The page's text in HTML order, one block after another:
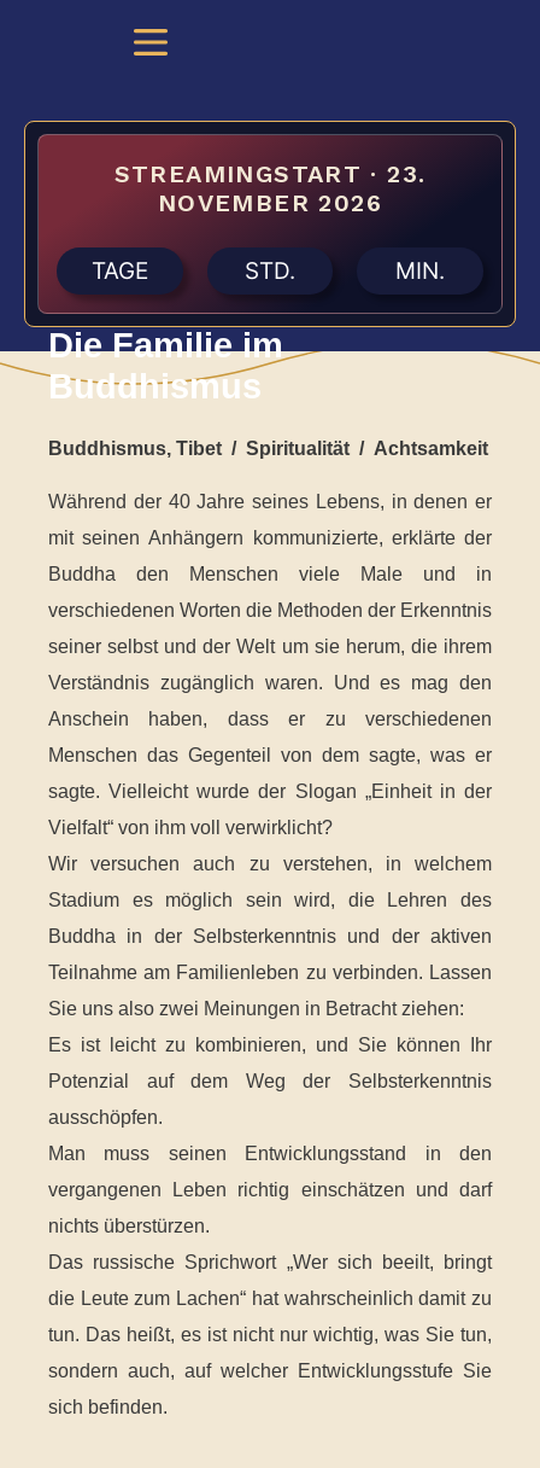
STREAMINGSTART · 23.
NOVEMBER 2026
TAGE STD. MIN.
Die Familie im
Buddhismus
Buddhismus, Tibet / Spiritualität / Achtsamkeit
Während der 40 Jahre seines Lebens, in denen er
mit seinen Anhängern kommunizierte, erklärte der
Buddha den Menschen viele Male und in
verschiedenen Worten die Methoden der Erkenntnis
seiner selbst und der Welt um sie herum, die ihrem
Verständnis zugänglich waren. Und es mag den
Anschein haben, dass er zu verschiedenen
Menschen das Gegenteil von dem sagte, was er
sagte. Vielleicht wurde der Slogan „Einheit in der
Vielfalt“ von ihm voll verwirklicht?
Wir versuchen auch zu verstehen, in welchem
Stadium es möglich sein wird, die Lehren des
Buddha in der Selbsterkenntnis und der aktiven
Teilnahme am Familienleben zu verbinden. Lassen
Sie uns also zwei Meinungen in Betracht ziehen:
Es ist leicht zu kombinieren, und Sie können Ihr
Potenzial auf dem Weg der Selbsterkenntnis
ausschöpfen.
Man muss seinen Entwicklungsstand in den
vergangenen Leben richtig einschätzen und darf
nichts überstürzen.
Das russische Sprichwort „Wer sich beeilt, bringt
die Leute zum Lachen“ hat wahrscheinlich damit zu
tun. Das heißt, es ist nicht nur wichtig, was Sie tun,
sondern auch, auf welcher Entwicklungsstufe Sie
sich befinden.